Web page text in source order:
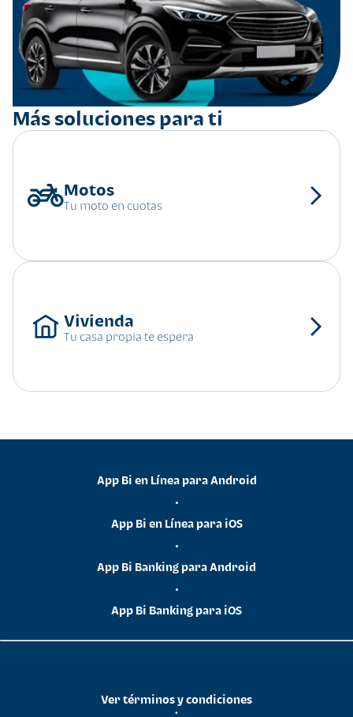
Más soluciones para ti
Tu moto en cuotas
Tu casa propia te espera
App Bi en Línea para Android
•
App Bi en Línea para iOS
•
App Bi Banking para Android
•
App Bi Banking para iOS
•
Ver términos y condiciones